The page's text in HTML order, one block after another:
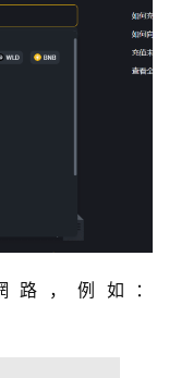
，例如：